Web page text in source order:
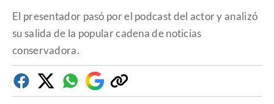
El presentador pasó por el podcast del actor y analizó
su salida de la popular cadena de noticias
conservadora.
FacebookTwitterWhatsapp
Google
Discover
Copiar
enlace